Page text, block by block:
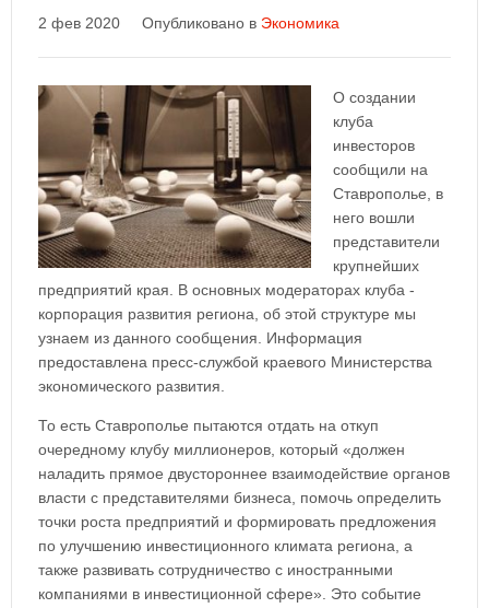
2 фев 2020 Опубликовано в Экономика
О создании
клуба
инвесторов
сообщили на
Ставрополье, в
него вошли
представители
крупнейших
предприятий края. В основных модераторах клуба -
корпорация развития региона, об этой структуре мы
узнаем из данного сообщения. Информация
предоставлена пресс-службой краевого Министерства
экономического развития.
То есть Ставрополье пытаются отдать на откуп
очередному клубу миллионеров, который «должен
наладить прямое двустороннее взаимодействие органов
власти с представителями бизнеса, помочь определить
точки роста предприятий и формировать предложения
по улучшению инвестиционного климата региона, а
также развивать сотрудничество с иностранными
компаниями в инвестиционной сфере». Это событие